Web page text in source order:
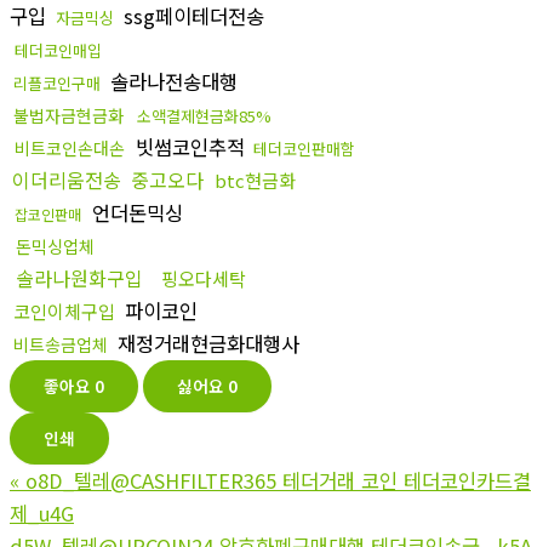
구입 자금믹싱 ssg페이테더전송
테더코인매입
리플코인구매 솔라나전송대행
불법자금현금화 소액결제현금화85%
비트코인손대손 빗썸코인추적 테더코인판매함
이더리움전송 중고오다 btc현금화
잡코인판매 언더돈믹싱
돈믹싱업체
솔라나원화구입
핑오다세탁
코인이체구입 파이코인
비트송금업체 재정거래현금화대행사
좋아요 0 싫어요 0
인쇄
« o8D_텔레@CASHFILTER365 테더거래 코인 테더코인카드결
제_u4G